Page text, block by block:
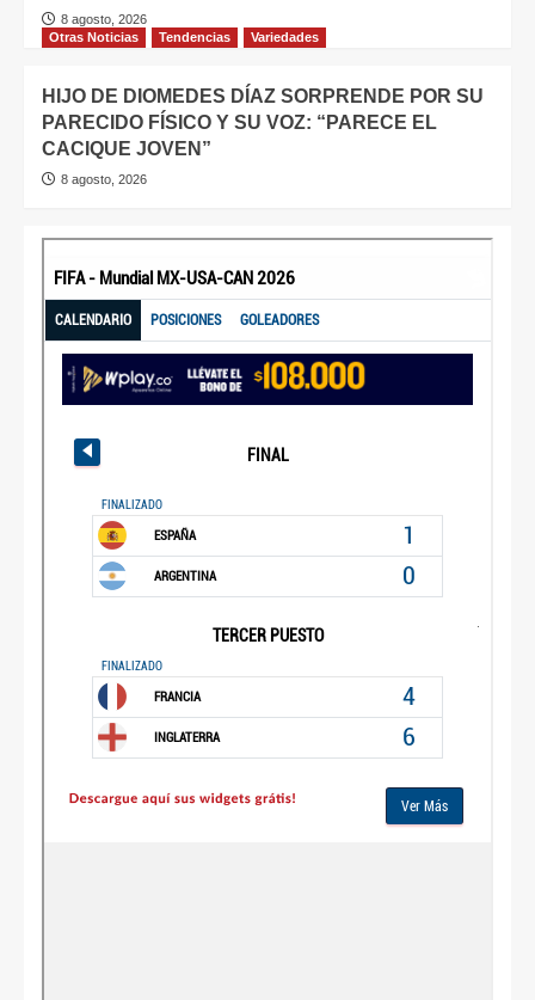
8 agosto, 2026
Otras Noticias
Tendencias Variedades
HIJO DE DIOMEDES DÍAZ SORPRENDE POR SU
PARECIDO FÍSICO Y SU VOZ: “PARECE EL
CACIQUE JOVEN”
8 agosto, 2026